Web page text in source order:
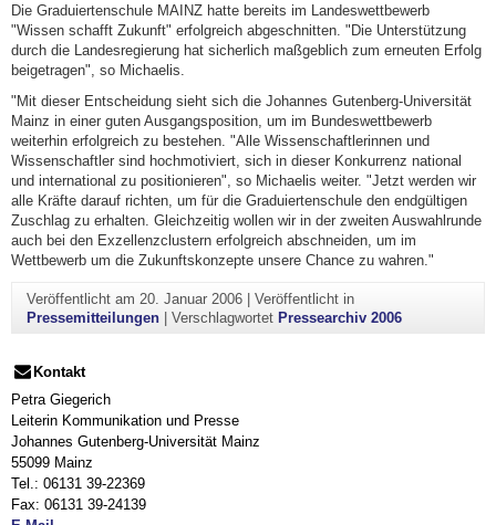
Die Graduiertenschule MAINZ hatte bereits im Landeswettbewerb
"Wissen schafft Zukunft" erfolgreich abgeschnitten. "Die Unterstützung
durch die Landesregierung hat sicherlich maßgeblich zum erneuten Erfolg
beigetragen", so Michaelis.
"Mit dieser Entscheidung sieht sich die Johannes Gutenberg-Universität
Mainz in einer guten Ausgangsposition, um im Bundeswettbewerb
weiterhin erfolgreich zu bestehen. "Alle Wissenschaftlerinnen und
Wissenschaftler sind hochmotiviert, sich in dieser Konkurrenz national
und international zu positionieren", so Michaelis weiter. "Jetzt werden wir
alle Kräfte darauf richten, um für die Graduiertenschule den endgültigen
Zuschlag zu erhalten. Gleichzeitig wollen wir in der zweiten Auswahlrunde
auch bei den Exzellenzclustern erfolgreich abschneiden, um im
Wettbewerb um die Zukunftskonzepte unsere Chance zu wahren."
Veröffentlicht am 20. Januar 2006| Veröffentlicht in
Pressemitteilungen| Verschlagwortet Pressearchiv 2006
Kontakt
Petra Giegerich
Leiterin Kommunikation und Presse
Johannes Gutenberg-Universität Mainz
55099 Mainz
Tel.: 06131 39-22369
Fax: 06131 39-24139